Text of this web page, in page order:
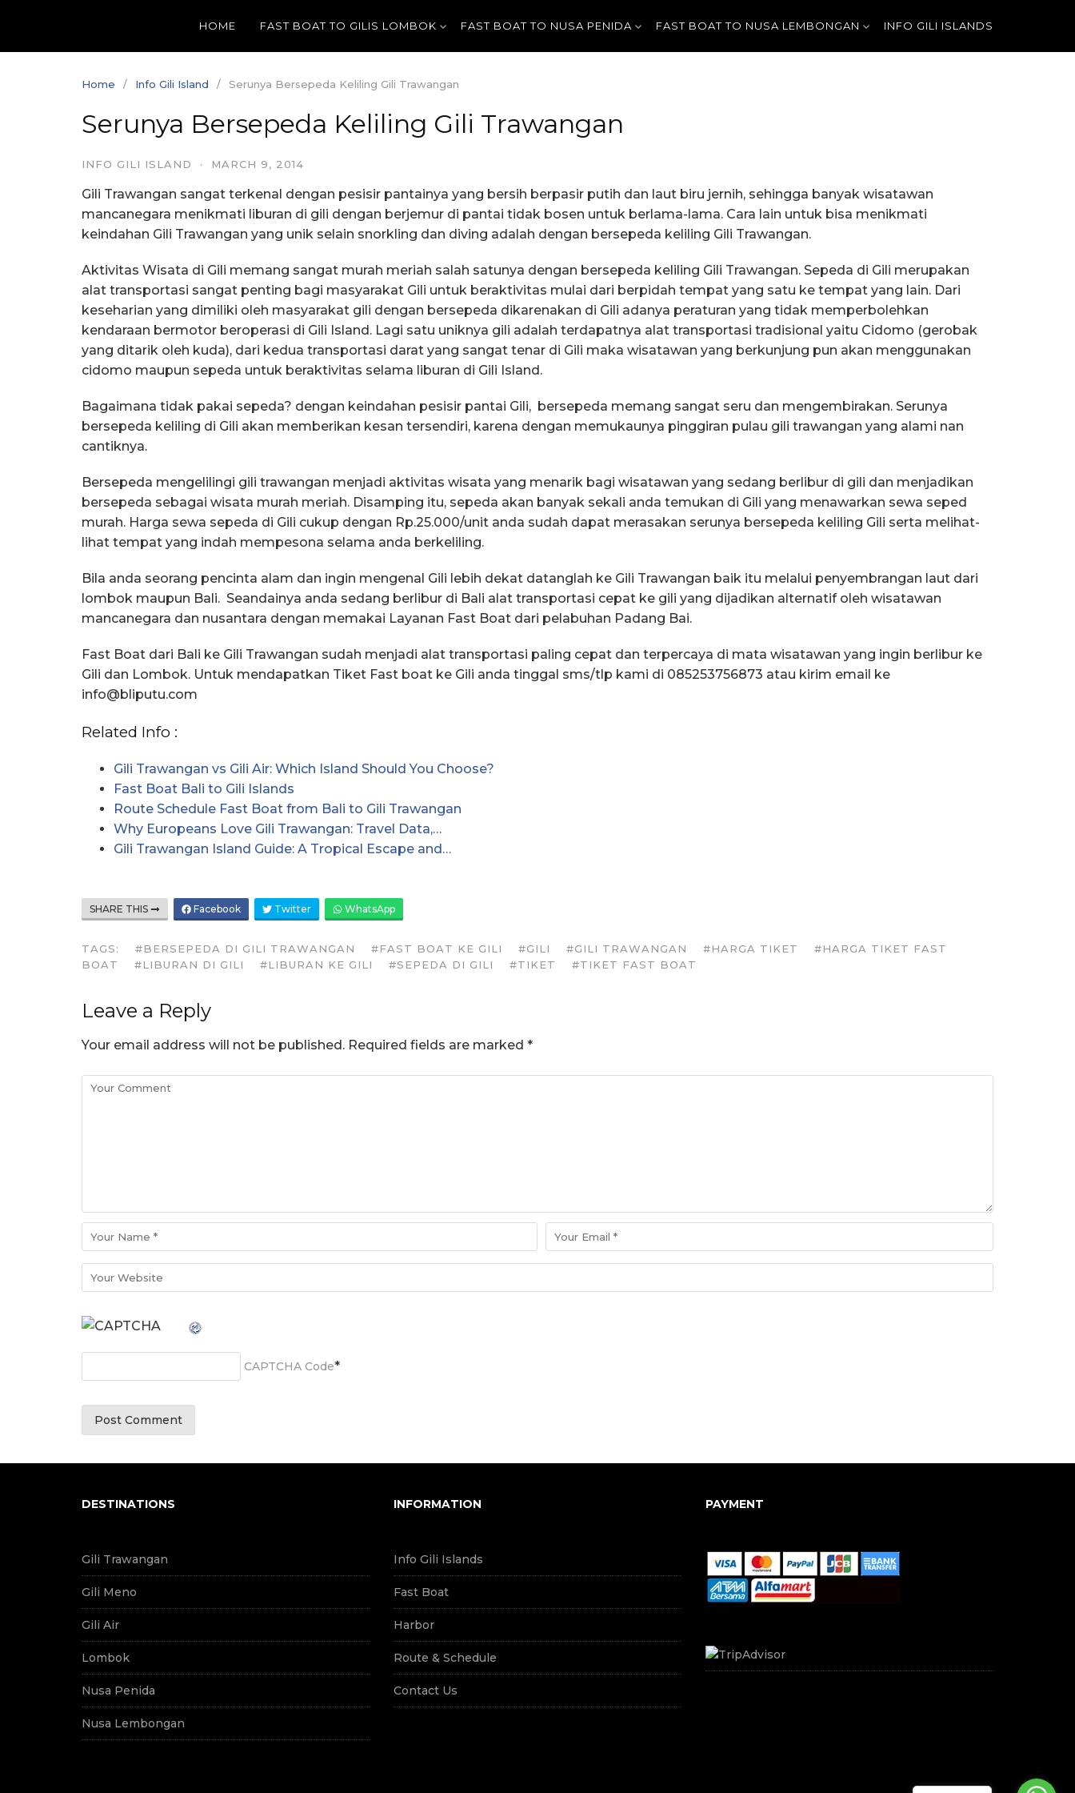
content
HOME FAST BOAT TO GILIS LOMBOK FAST BOAT TO NUSA PENIDA FAST BOAT TO NUSA LEMBONGAN INFO GILI ISLANDS
Home Info Gili Island Serunya Bersepeda Keliling Gili Trawangan
Serunya Bersepeda Keliling Gili Trawangan
INFO GILI ISLAND · MARCH 9, 2014
Gili Trawangan sangat terkenal dengan pesisir pantainya yang bersih berpasir putih dan laut biru jernih, sehingga banyak wisatawan
mancanegara menikmati liburan di gili dengan berjemur di pantai tidak bosen untuk berlama-lama. Cara lain untuk bisa menikmati
keindahan Gili Trawangan yang unik selain snorkling dan diving adalah dengan bersepeda keliling Gili Trawangan.
Aktivitas Wisata di Gili memang sangat murah meriah salah satunya dengan bersepeda keliling Gili Trawangan. Sepeda di Gili merupakan
alat transportasi sangat penting bagi masyarakat Gili untuk beraktivitas mulai dari berpidah tempat yang satu ke tempat yang lain. Dari
keseharian yang dimiliki oleh masyarakat gili dengan bersepeda dikarenakan di Gili adanya peraturan yang tidak memperbolehkan
kendaraan bermotor beroperasi di Gili Island. Lagi satu uniknya gili adalah terdapatnya alat transportasi tradisional yaitu Cidomo (gerobak
yang ditarik oleh kuda), dari kedua transportasi darat yang sangat tenar di Gili maka wisatawan yang berkunjung pun akan menggunakan
cidomo maupun sepeda untuk beraktivitas selama liburan di Gili Island.
Bagaimana tidak pakai sepeda? dengan keindahan pesisir pantai Gili, bersepeda memang sangat seru dan mengembirakan. Serunya
bersepeda keliling di Gili akan memberikan kesan tersendiri, karena dengan memukaunya pinggiran pulau gili trawangan yang alami nan
cantiknya.
Bersepeda mengelilingi gili trawangan menjadi aktivitas wisata yang menarik bagi wisatawan yang sedang berlibur di gili dan menjadikan
bersepeda sebagai wisata murah meriah. Disamping itu, sepeda akan banyak sekali anda temukan di Gili yang menawarkan sewa seped
murah. Harga sewa sepeda di Gili cukup dengan Rp.25.000/unit anda sudah dapat merasakan serunya bersepeda keliling Gili serta melihat-
lihat tempat yang indah mempesona selama anda berkeliling.
Bila anda seorang pencinta alam dan ingin mengenal Gili lebih dekat datanglah ke Gili Trawangan baik itu melalui penyembrangan laut dari
lombok maupun Bali. Seandainya anda sedang berlibur di Bali alat transportasi cepat ke gili yang dijadikan alternatif oleh wisatawan
mancanegara dan nusantara dengan memakai Layanan Fast Boat dari pelabuhan Padang Bai.
Fast Boat dari Bali ke Gili Trawangan sudah menjadi alat transportasi paling cepat dan terpercaya di mata wisatawan yang ingin berlibur ke
Gili dan Lombok. Untuk mendapatkan Tiket Fast boat ke Gili anda tinggal sms/tlp kami di 085253756873 atau kirim email ke
info@bliputu.com
Related Info :
Gili Trawangan vs Gili Air: Which Island Should You Choose?
Fast Boat Bali to Gili Islands
Route Schedule Fast Boat from Bali to Gili Trawangan
Why Europeans Love Gili Trawangan: Travel Data,…
Gili Trawangan Island Guide: A Tropical Escape and…
SHARE THIS Facebook Twitter WhatsApp
TAGS: #BERSEPEDA DI GILI TRAWANGAN #FAST BOAT KE GILI #GILI #GILI TRAWANGAN #HARGA TIKET
#HARGA TIKET FAST
BOAT
#LIBURAN DI GILI #LIBURAN KE GILI #SEPEDA DI GILI #TIKET #TIKET FAST BOAT
Leave a Reply
Your email address will not be published. Required fields are marked *
CAPTCHA Code*
DESTINATIONS
Gili Trawangan
Gili Meno
Gili Air
Lombok
Nusa Penida
Nusa Lembongan
INFORMATION
Info Gili Islands
Fast Boat
Harbor
Route & Schedule
Contact Us
PAYMENT